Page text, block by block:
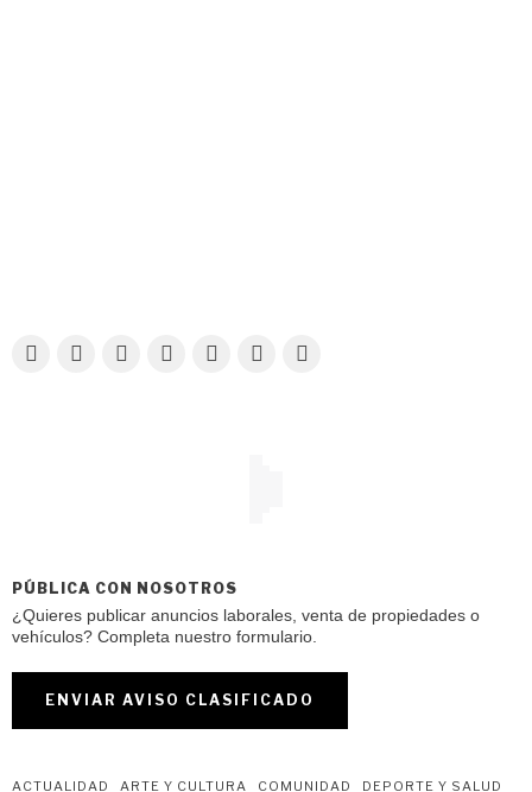
PÚBLICA CON NOSOTROS
¿Quieres publicar anuncios laborales, venta de propiedades o
vehículos? Completa nuestro formulario.
ENVIAR AVISO CLASIFICADO
ACTUALIDAD ARTE Y CULTURA COMUNIDAD DEPORTE Y SALUD